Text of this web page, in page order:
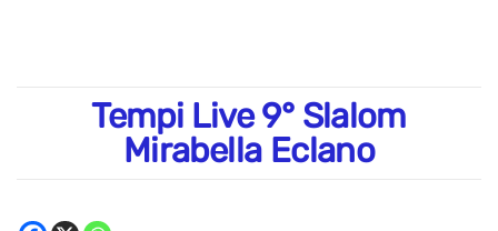
Tempi Live 9° Slalom
Mirabella Eclano